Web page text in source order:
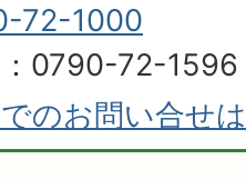
72-1000
0790-72-1596
のお問い合せ